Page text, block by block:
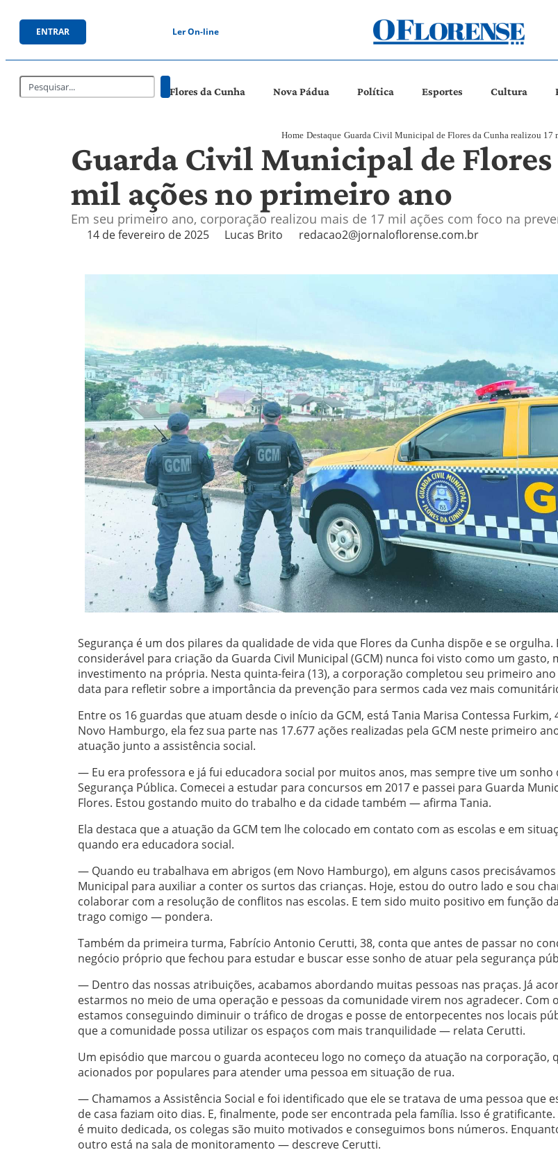
ENTRAR Ler On-line
Flores da Cunha Nova Pádua Política Esportes Cultura
Home Destaque Guarda Civil Municipal de Flores da Cunha realizou 17
Guarda Civil Municipal de
mil ações no primeiro ano
Em seu primeiro ano, corporação realizou mais de 17 mil ações com foco na
14 de fevereiro de 2025 Lucas Brito redacao2@jornaloflorense.com.br
Segurança é um dos pilares da qualidade de vida que Flores da Cunha dispõe e se orgulha.
considerável para criação da Guarda Civil Municipal (GCM) nunca foi visto como um gasto,
investimento na própria. Nesta quinta-feira (13), a corporação completou seu primeiro
data para refletir sobre a importância da prevenção para sermos cada vez mais
Entre os 16 guardas que atuam desde o início da GCM, está Tania Marisa Contessa Furkim,
Novo Hamburgo, ela fez sua parte nas 17.677 ações realizadas pela GCM neste primeiro
atuação junto a assistência social.
— Eu era professora e já fui educadora social por muitos anos, mas sempre tive um sonho
Segurança Pública. Comecei a estudar para concursos em 2017 e passei para Guarda
Flores. Estou gostando muito do trabalho e da cidade também — afirma Tania.
Ela destaca que a atuação da GCM tem lhe colocado em contato com as escolas e em
quando era educadora social.
— Quando eu trabalhava em abrigos (em Novo Hamburgo), em alguns casos
Municipal para auxiliar a conter os surtos das crianças. Hoje, estou do outro lado e sou
colaborar com a resolução de conflitos nas escolas. E tem sido muito positivo em função
trago comigo — pondera.
Também da primeira turma, Fabrício Antonio Cerutti, 38, conta que antes de passar no
negócio próprio que fechou para estudar e buscar esse sonho de atuar pela segurança
— Dentro das nossas atribuições, acabamos abordando muitas pessoas nas praças. Já
estarmos no meio de uma operação e pessoas da comunidade virem nos agradecer. Com
estamos conseguindo diminuir o tráfico de drogas e posse de entorpecentes nos locais
que a comunidade possa utilizar os espaços com mais tranquilidade — relata Cerutti.
Um episódio que marcou o guarda aconteceu logo no começo da atuação na corporação,
acionados por populares para atender uma pessoa em situação de rua.
— Chamamos a Assistência Social e foi identificado que ele se tratava de uma pessoa que
de casa faziam oito dias. E, finalmente, pode ser encontrada pela família. Isso é gratificante.
é muito dedicada, os colegas são muito motivados e conseguimos bons números.
outro está na sala de monitoramento — descreve Cerutti.